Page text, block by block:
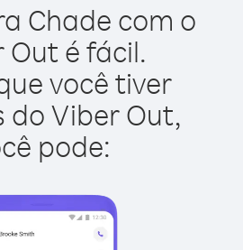
Chade com o
Out é fácil.
você tiver
do Viber Out,
pode: